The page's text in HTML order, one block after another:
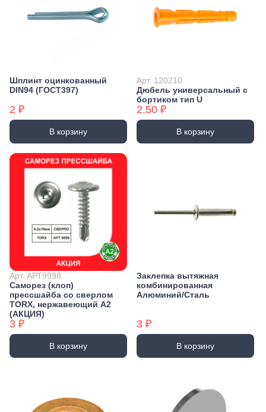
Шплинт оцинкованный
DIN94 (ГОСТ397)
2 ₽
В корзину
Арт. 120210
Дюбель универсальный с
бортиком тип U
2.50 ₽
В корзину
Арт. АРТ9998
Саморез (клоп)
прессшайба со сверлом
TORX, нержавеющий А2
(АКЦИЯ)
3 ₽
В корзину
Заклепка вытяжная
комбинированная
Алюминий/Сталь
3 ₽
В корзину